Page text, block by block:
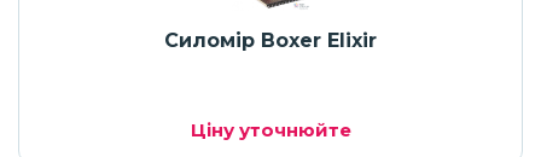
Силомір Boxer Elixir
Ціну уточнюйте